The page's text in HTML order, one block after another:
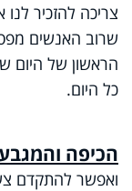
צריכה להזכיר
שרוב האנשים
הראשון של היום
כל היום.
הכיפה
ואפשר להתקדם